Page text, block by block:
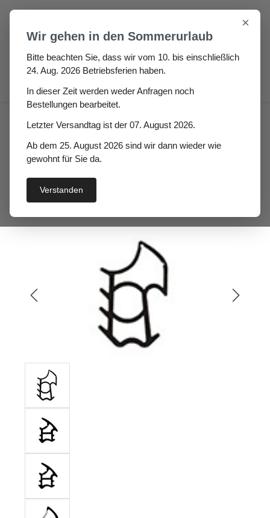
Zum Hauptinhalt springen
Haus
Fenster- / Türprofile
Stahlzargendichtung
Tomaso
×
Wir gehen in den Sommerurlaub
Bitte beachten Sie, dass wir vom 10. bis einschließlich
24. Aug. 2026 Betriebsferien haben.
In dieser Zeit werden weder Anfragen noch
Bestellungen bearbeitet.
Letzter Versandtag ist der 07. August 2026.
Ab dem 25. August 2026 sind wir dann wieder wie
gewohnt für Sie da.
Verstanden